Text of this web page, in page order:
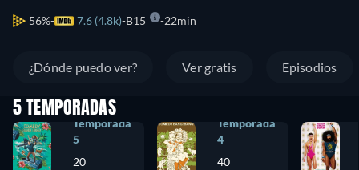
56% 7.6 (4.8k) B15 22min
¿Dónde puedo ver? Ver gratis Episodios
5 TEMPORADAS
Temporada
5
20
Temporada
4
40